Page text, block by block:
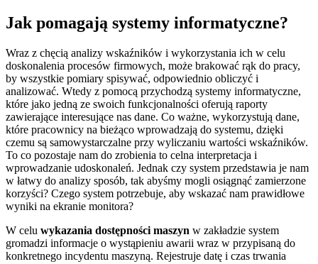
Jak pomagają systemy informatyczne?
Wraz z chęcią analizy wskaźników i wykorzystania ich w celu
doskonalenia procesów firmowych, może brakować rąk do pracy,
by wszystkie pomiary spisywać, odpowiednio obliczyć i
analizować. Wtedy z pomocą przychodzą systemy informatyczne,
które jako jedną ze swoich funkcjonalności oferują raporty
zawierające interesujące nas dane. Co ważne, wykorzystują dane,
które pracownicy na bieżąco wprowadzają do systemu, dzięki
czemu są samowystarczalne przy wyliczaniu wartości wskaźników.
To co pozostaje nam do zrobienia to celna interpretacja i
wprowadzanie udoskonaleń. Jednak czy system przedstawia je nam
w łatwy do analizy sposób, tak abyśmy mogli osiągnąć zamierzone
korzyści? Czego system potrzebuje, aby wskazać nam prawidłowe
wyniki na ekranie monitora?
W celu wykazania dostępności maszyn w zakładzie system
gromadzi informacje o wystąpieniu awarii wraz w przypisaną do
konkretnego incydentu maszyną. Rejestruje datę i czas trwania